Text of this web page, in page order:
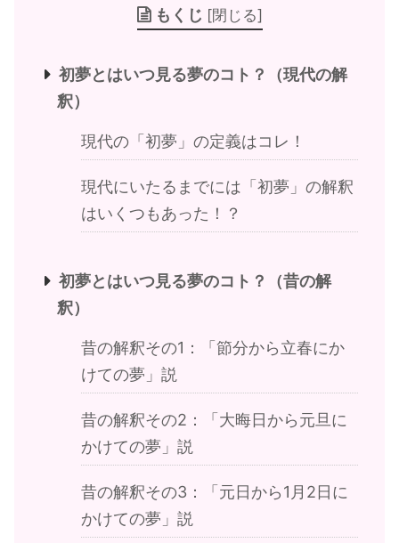
もくじ [閉じる]
初夢とはいつ見る夢のコト？（現代の解
釈）
現代の「初夢」の定義はコレ！
現代にいたるまでには「初夢」の解釈
はいくつもあった！？
初夢とはいつ見る夢のコト？（昔の解
釈）
昔の解釈その1：「節分から立春にか
けての夢」説
昔の解釈その2：「大晦日から元旦に
かけての夢」説
昔の解釈その3：「元日から1月2日に
かけての夢」説